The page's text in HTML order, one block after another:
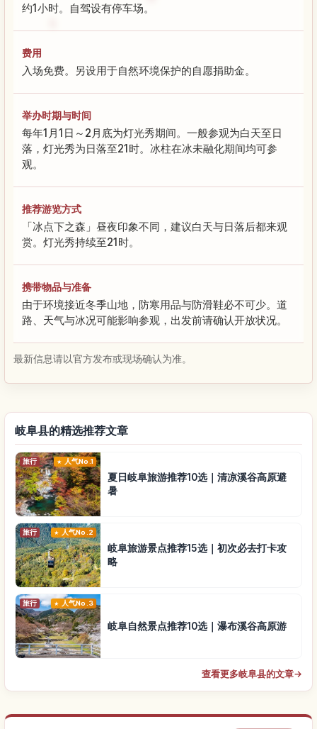
约1小时。自驾设有停车场。
费用
入场免费。另设用于自然环境保护的自愿捐助金。
举办时期与时间
每年1月1日～2月底为灯光秀期间。一般参观为白天至日
落，灯光秀为日落至21时。冰柱在冰未融化期间均可参
观。
推荐游览方式
「冰点下之森」昼夜印象不同，建议白天与日落后都来观
赏。灯光秀持续至21时。
携带物品与准备
由于环境接近冬季山地，防寒用品与防滑鞋必不可少。道
路、天气与冰况可能影响参观，出发前请确认开放状况。
最新信息请以官方发布或现场确认为准。
岐阜县的精选推荐文章
旅行 人气No.1
夏日岐阜旅游推荐10选｜清凉溪谷高原避
暑
旅行 人气No.2
岐阜旅游景点推荐15选｜初次必去打卡攻
略
旅行 人气No.3
岐阜自然景点推荐10选｜瀑布溪谷高原游
查看更多岐阜县的文章→